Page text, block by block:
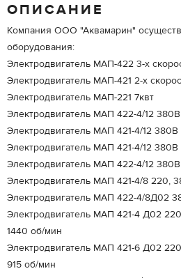
ОПИСАНИЕ
Компания ООО "Аквамарин"
оборудования:
Электродвигатель МАП-422 3-х
Электродвигатель МАП-421 2-х
Электродвигатель МАП-221 7квт
Электродвигатель МАП 422-4/12
Электродвигатель МАП 421-4/12
Электродвигатель МАП 421-4/12
Электродвигатель МАП 422-4/12
Электродвигатель МАП 421-4/8 220,
Электродвигатель МАП 422-4/8Д02
Электродвигатель МАП 421-4 Д02
1440 об/мин
Электродвигатель МАП 421-6 Д02
915 об/мин